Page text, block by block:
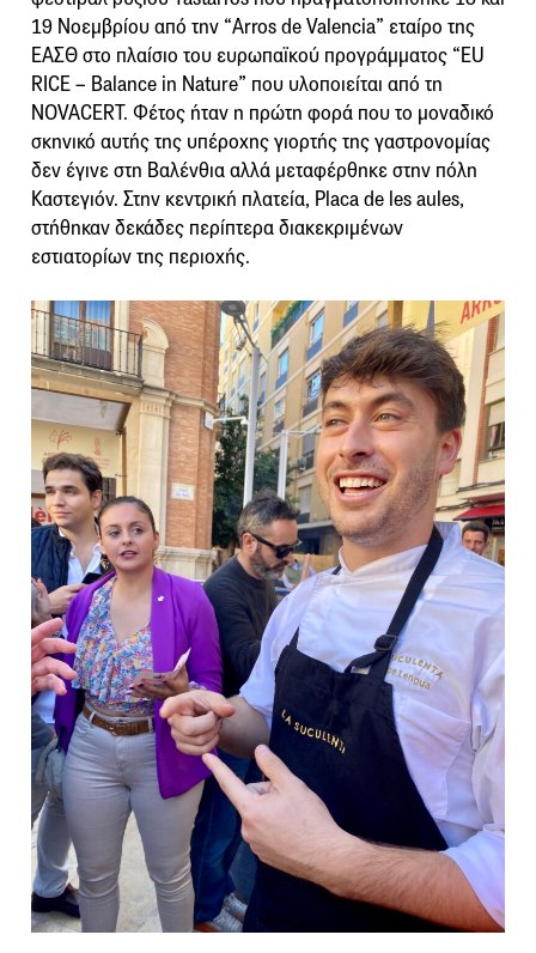
19 Νοεμβρίου από την “Αrros de Valencia” εταίρο της
ΕΑΣΘ στο πλαίσιο του ευρωπαϊκού προγράμματος “EU
RICE – Balance in Nature” που υλοποιείται από τη
NOVACERT. Φέτος ήταν η πρώτη φορά που το μοναδικό
σκηνικό αυτής της υπέροχης γιορτής της γαστρονομίας
δεν έγινε στη Βαλένθια αλλά μεταφέρθηκε στην πόλη
Καστεγιόν. Στην κεντρική πλατεία, Placa de les aules,
στήθηκαν δεκάδες περίπτερα διακεκριμένων
εστιατορίων της περιοχής.